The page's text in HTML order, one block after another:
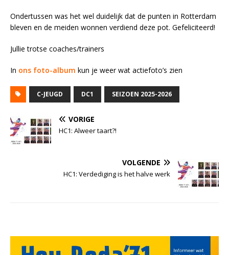
Ondertussen was het wel duidelijk dat de punten in Rotterdam
bleven en de meiden wonnen verdiend deze pot. Gefeliciteerd!
Jullie trotse coaches/trainers
In ons foto-album kun je weer wat actiefoto’s zien
C-JEUGD DC1 SEIZOEN 2025-2026
VORIGE
HC1: Alweer taart?!
VOLGENDE
HC1: Verdediging is het halve werk